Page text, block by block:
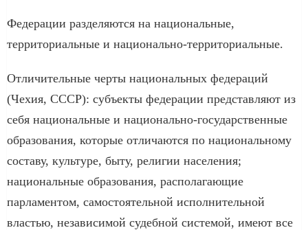
Федерации разделяются на национальные,
территориальные и национально-территориальные.
Отличительные черты национальных федераций
(Чехия, СССР): субъекты федерации представляют из
себя национальные и национально-государственные
образования, которые отличаются по национальному
составу, культуре, быту, религии населения;
национальные образования, располагающие
парламентом, самостоятельной исполнительной
властью, независимой судебной системой, имеют все